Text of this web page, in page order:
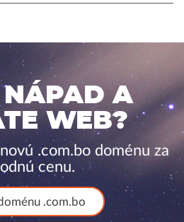
NÁPAD A
WEB?
.com.bo doménu za
cenu.
.com.bo